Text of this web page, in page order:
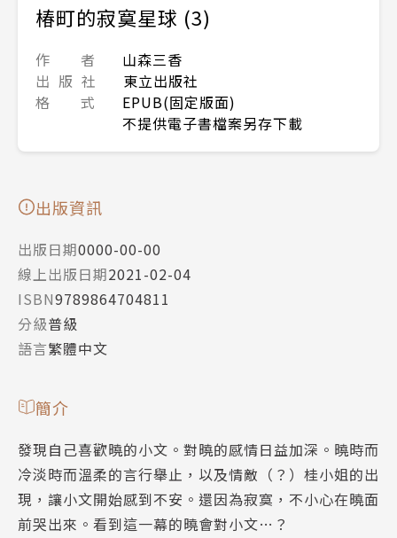
椿町的寂寞星球 (3)
作 者
山森三香
出 版 社
東立出版社
格 式
EPUB(固定版面)
不提供電子書檔案另存下載
出版資訊
出版日期0000-00-00
線上出版日期2021-02-04
ISBN9789864704811
分級普級
語言繁體中文
簡介
發現自己喜歡曉的小文。對曉的感情日益加深。曉時而
冷淡時而溫柔的言行舉止，以及情敵（？）桂小姐的出
現，讓小文開始感到不安。還因為寂寞，不小心在曉面
前哭出來。看到這一幕的曉會對小文…？